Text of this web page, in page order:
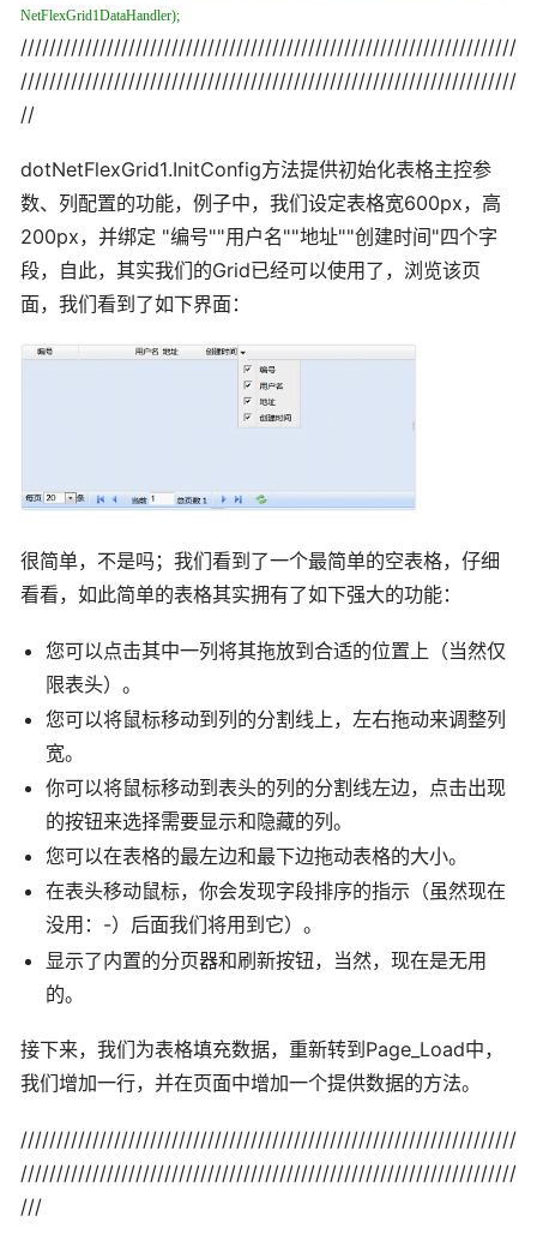
NetFlexGrid1DataHandler);
/////////////////////////////////////////////////////////////////////
/////////////////////////////////////////////////////////////////////
//
dotNetFlexGrid1.InitConfig方法提供初始化表格主控参
数、列配置的功能，例子中，我们设定表格宽600px，高
200px，并绑定 "编号""用户名""地址""创建时间"四个字
段，自此，其实我们的Grid已经可以使用了，浏览该页
面，我们看到了如下界面：
很简单，不是吗；我们看到了一个最简单的空表格，仔细
看看，如此简单的表格其实拥有了如下强大的功能：
您可以点击其中一列将其拖放到合适的位置上（当然仅
限表头）。
您可以将鼠标移动到列的分割线上，左右拖动来调整列
宽。
你可以将鼠标移动到表头的列的分割线左边，点击出现
的按钮来选择需要显示和隐藏的列。
您可以在表格的最左边和最下边拖动表格的大小。
在表头移动鼠标，你会发现字段排序的指示（虽然现在
没用：-）后面我们将用到它）。
显示了内置的分页器和刷新按钮，当然，现在是无用
的。
接下来，我们为表格填充数据，重新转到Page_Load中，
我们增加一行，并在页面中增加一个提供数据的方法。
/////////////////////////////////////////////////////////////////////
/////////////////////////////////////////////////////////////////////
///